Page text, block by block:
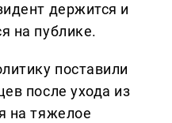
держится и
на публике.
поставили
после ухода из
на тяжелое